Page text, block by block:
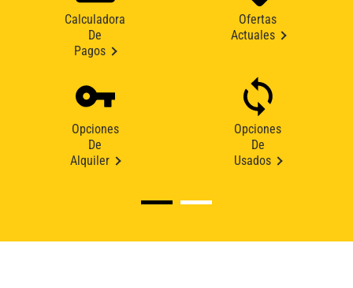
Calculadora
De
Pagos
Ofertas
Actuales
Opciones
De
Alquiler
Opciones
De
Usados